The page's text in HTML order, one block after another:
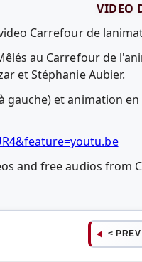
VIDEO
Carrefour de
au Carrefour de
et Stéphanie Aubier.
gauche) et animation
and free audios from
< PREV